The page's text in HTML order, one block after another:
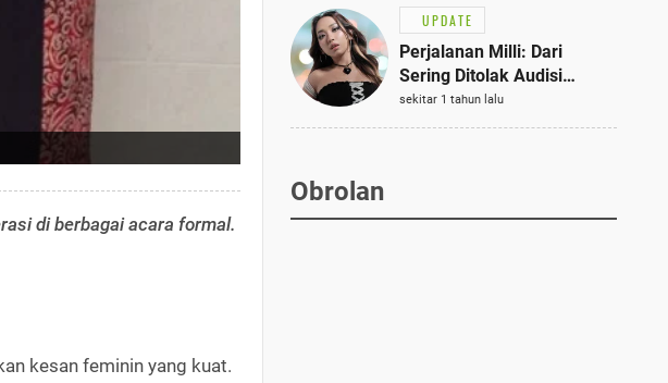
di berbagai acara formal.
kesan feminin yang kuat.
UPDATE
Perjalanan Milli: Dari
Sering Ditolak Audisi
hingga Menjadi Rapper Top
10 Thailand
sekitar 1 tahun lalu
Obrolan